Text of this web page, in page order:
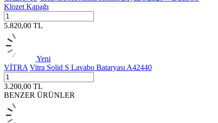
Klozet Kapağı
5.820,00 TL
Yeni
VİTRA Vitra Solid S Lavabo Bataryası A42440
3.200,00 TL
BENZER ÜRÜNLER